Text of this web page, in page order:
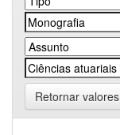
Retornar valores